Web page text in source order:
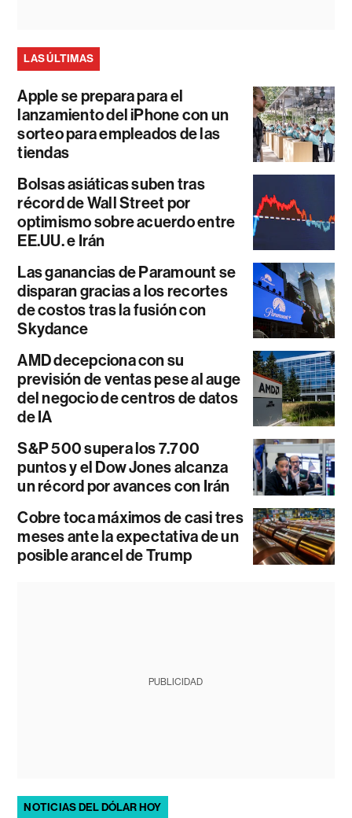
LAS ÚLTIMAS
Apple se prepara para el
lanzamiento del iPhone con un
sorteo para empleados de las
tiendas
Bolsas asiáticas suben tras
récord de Wall Street por
optimismo sobre acuerdo entre
EE.UU. e Irán
Las ganancias de Paramount se
disparan gracias a los recortes
de costos tras la fusión con
Skydance
AMD decepciona con su
previsión de ventas pese al auge
del negocio de centros de datos
de IA
S&P 500 supera los 7.700
puntos y el Dow Jones alcanza
un récord por avances con Irán
Cobre toca máximos de casi tres
meses ante la expectativa de un
posible arancel de Trump
PUBLICIDAD
NOTICIAS DEL DÓLAR HOY